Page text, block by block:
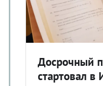
Досрочный
стартовал в